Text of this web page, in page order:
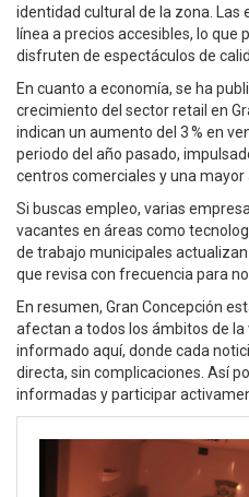
identidad cultural de la zona. Las
línea a precios accesibles, lo
disfruten de espectáculos de
En cuanto a economía, se ha
crecimiento del sector retail en
indican un aumento del 3 % en
periodo del año pasado,
centros comerciales y una mayor
Si buscas empleo, varias
vacantes en áreas como
de trabajo municipales
que revisa con frecuencia para
En resumen, Gran Concepción
afectan a todos los ámbitos de
informado aquí, donde cada
directa, sin complicaciones. Así
informadas y participar